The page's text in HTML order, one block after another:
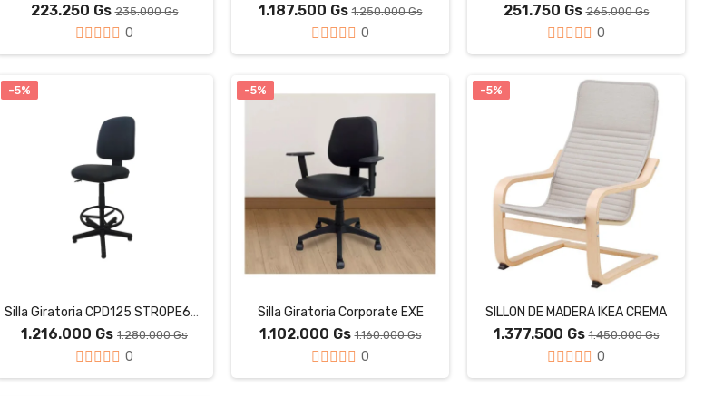
223.250 Gs235.000 Gs
0
1.187.500 Gs1.250.000 Gs
0
251.750 Gs265.000 Gs
0
-5%
Silla Giratoria CPD125 STROPE691N (Negro)
1.216.000 Gs 1.280.000 Gs
0
-5%
Silla Giratoria Corporate EXE
1.102.000 Gs1.160.000 Gs
0
-5%
SILLON DE MADERA IKEA CREMA
1.377.500 Gs1.450.000 Gs
0